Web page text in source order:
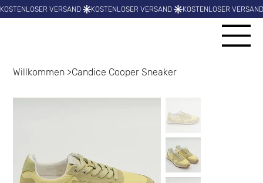
Willkommen >Candice Cooper Sneaker